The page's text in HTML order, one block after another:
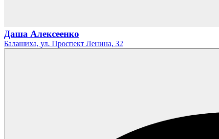
Даша Алексеенко
Балашиха, ул. Проспект Ленина, 32